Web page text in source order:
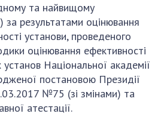
та найвищому
за результатами оцінювання
установи, проведеного
оцінювання ефективності
установ Національної академії
постановою Президії
№75 (зі змінами) та
атестації.